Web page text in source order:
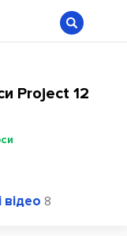
Project 12
відео 8